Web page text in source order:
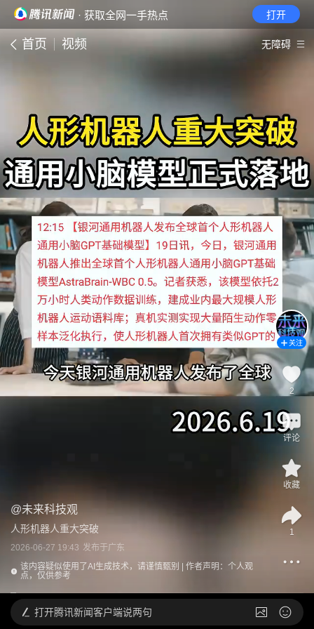
· 获取全网一手热点 打开
首页 视频 无障碍
@未来科技观
人形机器人重大突破
2026-06-27 19:43 发布于广东
该内容疑似使用了AI生成技术，请谨慎甄别 | 作者声明：个人观
点，仅供参考
关注
2
评论
收藏
1
打开腾讯新闻客户端说两句